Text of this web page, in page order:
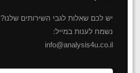
יש לכם שאלות לגבי השירותים שלנו?
נשמח לענות במייל:
info@analysis4u.co.il